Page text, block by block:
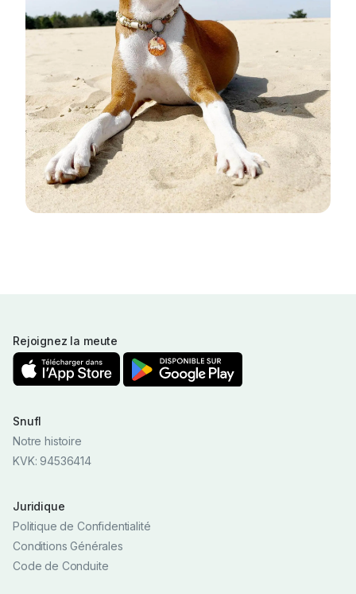
Rejoignez la meute
Snufl
Notre histoire
KVK: 94536414
Juridique
Politique de Confidentialité
Conditions Générales
Code de Conduite